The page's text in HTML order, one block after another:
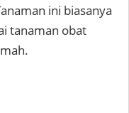
ini biasanya
tanaman obat